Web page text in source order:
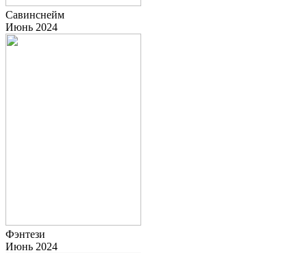
Савинснейм
Июнь 2024
Фэнтези
Июнь 2024